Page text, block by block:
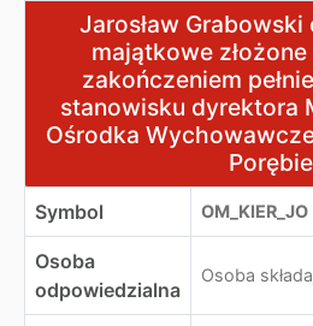
Jarosław Grabowski
Jarosław
majątkowe
zakończeniem
stanowisku dyrektora
Ośrodka
Porębie
Symbol OM_KIER_JO
Osoba
odpowiedzialna
Osoba